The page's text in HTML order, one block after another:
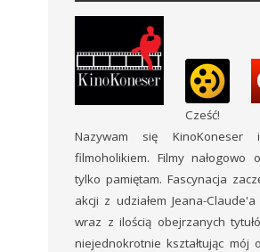
Cześć!
Nazywam się
filmoholikiem. Filmy nałogowo
tylko pamiętam. Fascynacja
akcji z udziałem Jeana-Claude'a
wraz z ilością obejrzanych
niejednokrotnie kształtując mój